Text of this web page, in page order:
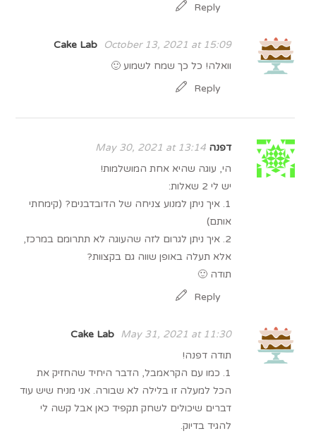
Reply
Cake Lab
October 13, 2021 at 15:09
וואלה! כל כך שמח לשמוע 🙂
Reply
דפנה May 30, 2021 at 13:14
הי, עוגה שהיא אחת המושלמות!
יש לי 2 שאלות:
1. איך ניתן למנוע צניחה של הדובדבנים? (קימחתי
אותם)
2. איך ניתן לגרום לזה שהעוגה לא תתרומם במרכז,
אלא תעלה באופן שווה גם בקצוות?
תודה 🙂
Reply
Cake Lab
May 31, 2021 at 11:30
תודה דפנה!
1. כמו עם הקראמבל, הדבר היחיד שהחזיק את
הכל למעלה זו בלילה לא שבורה. אני מניח שיש עוד
דברים שיכולים לשחק תקפיד כאן אבל קשה לי
להגיד בדיוק.